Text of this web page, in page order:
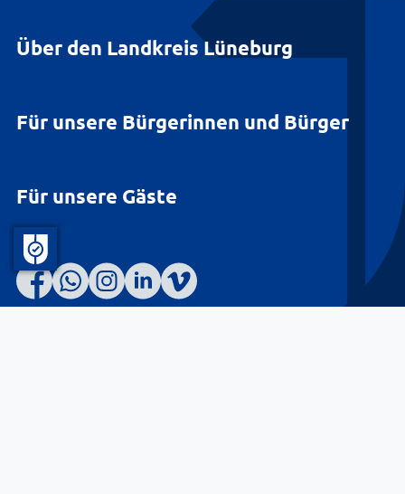
Über den Landkreis Lüneburg
Für unsere Bürgerinnen und Bürger
Für unsere Gäste